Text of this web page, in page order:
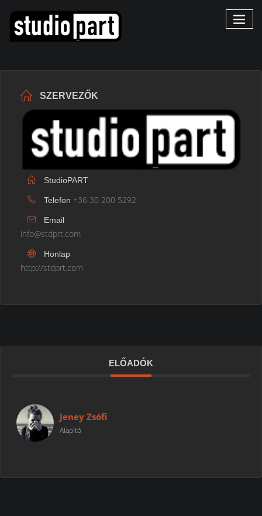
SZERVEZŐK
StudioPART
Telefon +36 30 200 5292
Email
info@stdprt.com
Honlap
http://stdprt.com
ELŐADÓK
Jeney Zsófi
Alapító